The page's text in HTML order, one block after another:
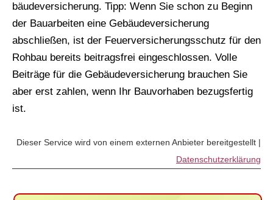
bäude­ver­si­che­rung. Tipp: Wenn Sie schon zu Beginn
der Bauarbeiten eine Ge­bäude­ver­si­che­rung
abschließen, ist der Feuerversicherungsschutz für den
Rohbau bereits beitragsfrei eingeschlossen. Volle
Beiträge für die Ge­bäude­ver­si­che­rung brauchen Sie
aber erst zahlen, wenn Ihr Bauvorhaben bezugsfertig
ist.
Dieser Service wird von einem externen Anbieter bereitgestellt |
Datenschutzerklärung